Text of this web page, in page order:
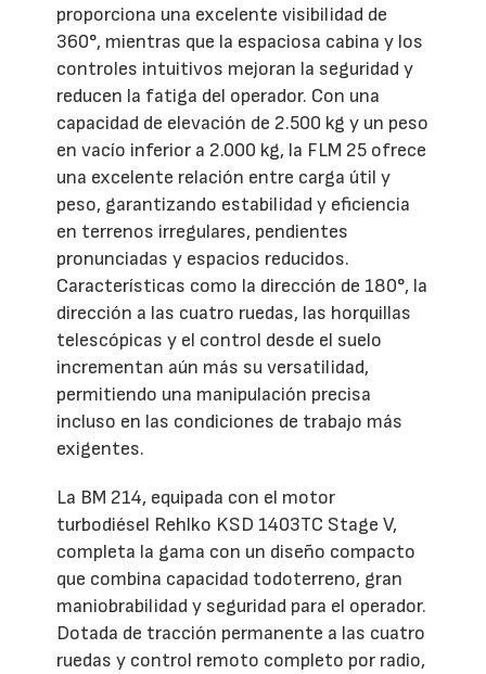
proporciona una excelente visibilidad de
360°, mientras que la espaciosa cabina y los
controles intuitivos mejoran la seguridad y
reducen la fatiga del operador. Con una
capacidad de elevación de 2.500 kg y un peso
en vacío inferior a 2.000 kg, la FLM 25 ofrece
una excelente relación entre carga útil y
peso, garantizando estabilidad y eficiencia
en terrenos irregulares, pendientes
pronunciadas y espacios reducidos.
Características como la dirección de 180°, la
dirección a las cuatro ruedas, las horquillas
telescópicas y el control desde el suelo
incrementan aún más su versatilidad,
permitiendo una manipulación precisa
incluso en las condiciones de trabajo más
exigentes.
La BM 214, equipada con el motor
turbodiésel Rehlko KSD 1403TC Stage V,
completa la gama con un diseño compacto
que combina capacidad todoterreno, gran
maniobrabilidad y seguridad para el operador.
Dotada de tracción permanente a las cuatro
ruedas y control remoto completo por radio,